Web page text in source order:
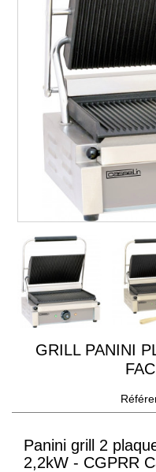
GRILL PANINI
Panini grill 2
2,2kW - CGPRR